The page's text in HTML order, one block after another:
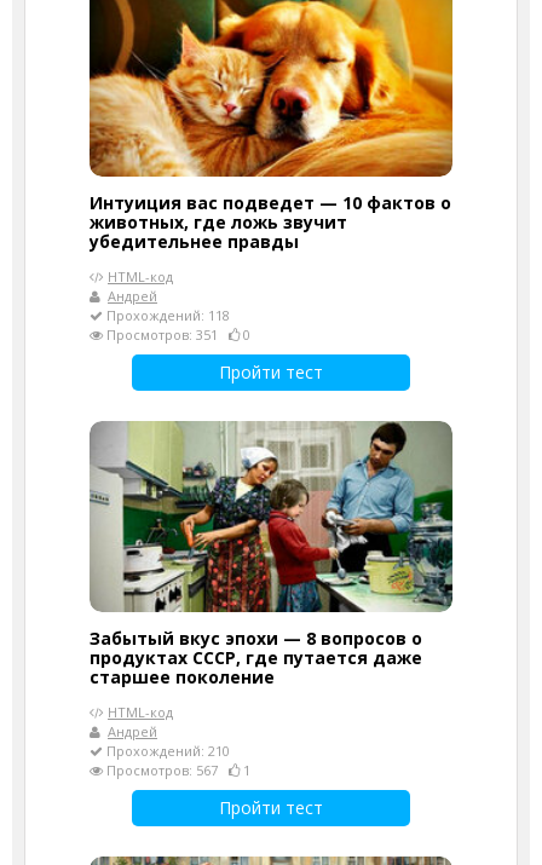
Интуиция вас подведет — 10 фактов о
животных, где ложь звучит
убедительнее правды
HTML-код
Андрей
Прохождений: 118
Просмотров: 351
0
Пройти тест
Забытый вкус эпохи — 8 вопросов о
продуктах СССР, где путается даже
старшее поколение
HTML-код
Андрей
Прохождений: 210
Просмотров: 567
1
Пройти тест